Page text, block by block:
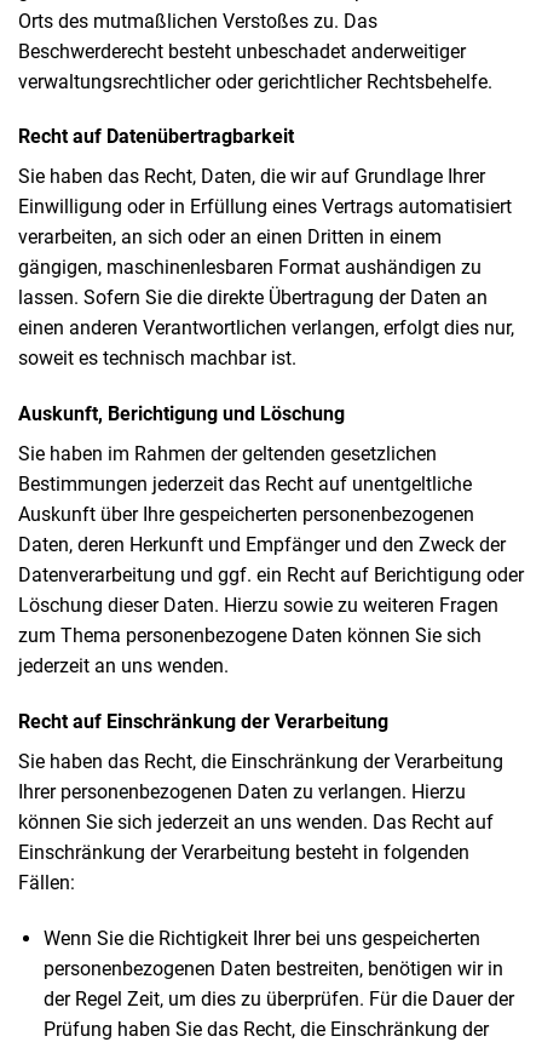
Orts des mutmaßlichen Verstoßes zu. Das
Beschwerderecht besteht unbeschadet anderweitiger
verwaltungsrechtlicher oder gerichtlicher Rechtsbehelfe.
Recht auf Daten­übertrag­barkeit
Sie haben das Recht, Daten, die wir auf Grundlage Ihrer
Einwilligung oder in Erfüllung eines Vertrags automatisiert
verarbeiten, an sich oder an einen Dritten in einem
gängigen, maschinenlesbaren Format aushändigen zu
lassen. Sofern Sie die direkte Übertragung der Daten an
einen anderen Verantwortlichen verlangen, erfolgt dies nur,
soweit es technisch machbar ist.
Auskunft, Berichtigung und Löschung
Sie haben im Rahmen der geltenden gesetzlichen
Bestimmungen jederzeit das Recht auf unentgeltliche
Auskunft über Ihre gespeicherten personenbezogenen
Daten, deren Herkunft und Empfänger und den Zweck der
Datenverarbeitung und ggf. ein Recht auf Berichtigung oder
Löschung dieser Daten. Hierzu sowie zu weiteren Fragen
zum Thema personenbezogene Daten können Sie sich
jederzeit an uns wenden.
Recht auf Einschränkung der Verarbeitung
Sie haben das Recht, die Einschränkung der Verarbeitung
Ihrer personenbezogenen Daten zu verlangen. Hierzu
können Sie sich jederzeit an uns wenden. Das Recht auf
Einschränkung der Verarbeitung besteht in folgenden
Fällen:
Wenn Sie die Richtigkeit Ihrer bei uns gespeicherten
personenbezogenen Daten bestreiten, benötigen wir in
der Regel Zeit, um dies zu überprüfen. Für die Dauer der
Prüfung haben Sie das Recht, die Einschränkung der